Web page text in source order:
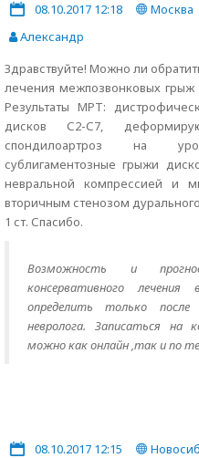
08.10.2017 12:18
Москва
Александр
Здравствуйте! Можно ли
лечения межпозвонковых грыж
Результаты МРТ:
дисков С2-С7,
спондилоартроз на
сублигаментозные грыжи
невральной компрессией и
вторичным стенозом
1 ст. Спасибо.
Возможность и
консервативного
определить только после
невролога. Записаться на
можно как онлайн ,так и по
08.10.2017 12:15